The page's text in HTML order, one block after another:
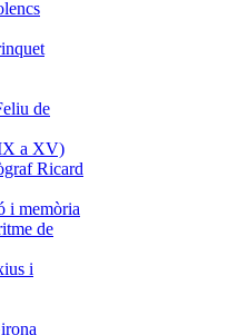
de
a XV)
Ricard
i memòria
de
i